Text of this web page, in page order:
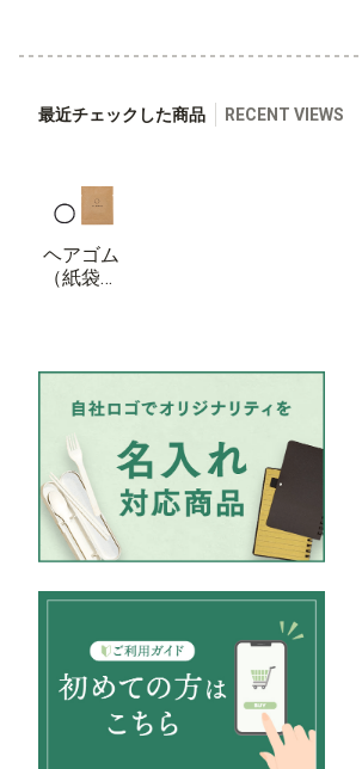
最近チェックした商品 RECENT VIEWS
ヘアゴム
（紙袋タ
g Type-